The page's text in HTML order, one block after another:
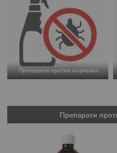
Препарати против кърлежи
Препарати